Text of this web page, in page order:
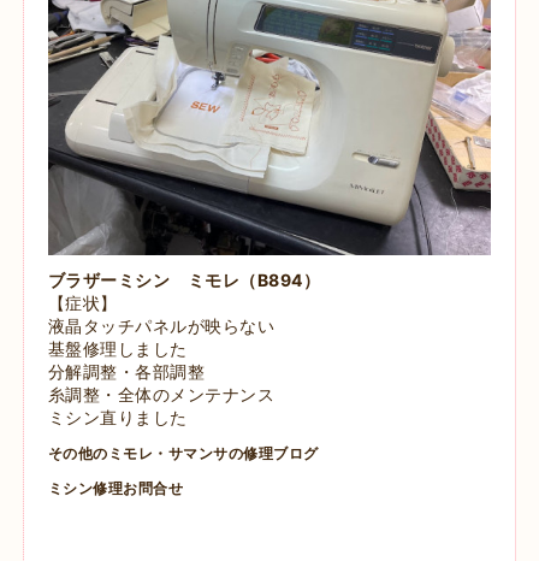
ブラザーミシン ミモレ（B894）
【症状】
液晶タッチパネルが映らない
基盤修理しました
分解調整・各部調整
糸調整・全体のメンテナンス
ミシン直りました
その他のミモレ・サマンサの修理ブログ
ミシン修理お問合せ